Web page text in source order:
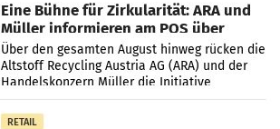
Eine Bühne für Zirkularität: ARA und
Müller informieren am POS über
Kreislauffähigkeit
Über den gesamten August hinweg rücken die
Altstoff Recycling Austria AG (ARA) und der
Handelskonzern Müller die Initiative
„Kreislauf-Helden“ in allen österreichischen
Müller-Filialen
RETAIL